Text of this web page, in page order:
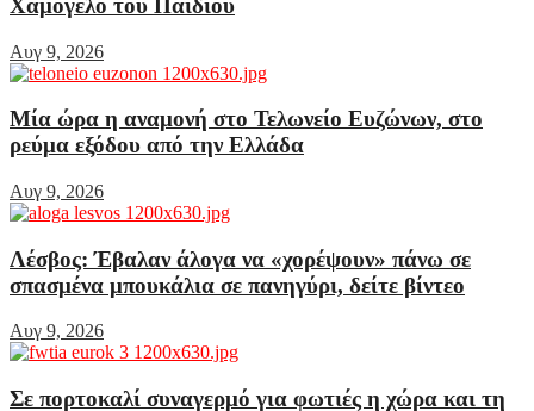
Χαμόγελο του Παιδιού
Αυγ 9, 2026
Μία ώρα η αναμονή στο Τελωνείο Ευζώνων, στο
ρεύμα εξόδου από την Ελλάδα
Αυγ 9, 2026
Λέσβος: Έβαλαν άλογα να «χορέψουν» πάνω σε
σπασμένα μπουκάλια σε πανηγύρι, δείτε βίντεο
Αυγ 9, 2026
Σε πορτοκαλί συναγερμό για φωτιές η χώρα και τη